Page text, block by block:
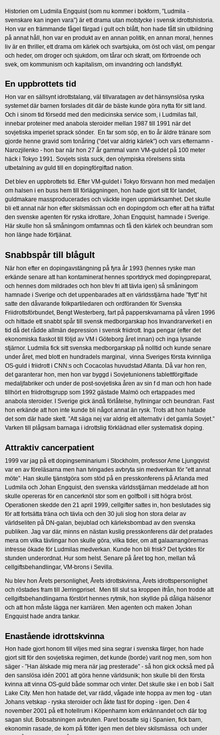
Historien om Ludmila Engquist (som nu kommer i bokform, ”Ludmila -
svenskare kan ingen vara”) är ett drama utan motstycke i svensk idrottshistoria.
Hon var en främmande fågel färgad i gult och blått, hon hade fått sin utbildning
på annat håll, hon var en produkt av en annan politik, en annan moral, hennes
liv är en thriller, ett drama om kärlek och svartsjuka, om öst och väst, om pengar
och heder, om droger och sjukdom, om tårar och skratt, om förtroende och
svek, om kommunism och kapitalism, om invandring och landsflykt.
En uppbrottets tid
Hon var en sällsynt idrottstalang, väl tillvaratagen av det hänsynslösa ryska
systemet där barnen forslades dit där de bäste kunde göra nytta för sitt land.
Och i sinom tid försedd med den medicinska service som, i Ludmilas fall,
innebar proteiner med anabola steroider mellan 1987 till 1991 när det
sovjetiska imperiet sprack sönder. En far som söp, en tio år äldre tränare som
gjorde henne gravid som tonåring (”det var aldrig kärlek”) och vars efternamn -
Narozjilenko - hon bar när hon 27 år gammal vann VM-guldet på 100 meter
häck i Tokyo 1991. Sovjets sista suck, den olympiska rörelsens sista
utbetalning av guld till en dopingförgiftad nation.
Det blev en uppbrottets tid. Efter VM-guldet i Tokyo försvann hon med medaljen
om halsen i en buss hem till förläggningen, hon hade gjort sitt för landet,
guldmakare massproducerades och väckte ingen uppmärksamhet. Det skulle
bli ett annat när hon efter skilsmässan och en dopingdom och efter att ha träffat
den svenske agenten för ryska idrottare, Johan Engquist, hamnade i Sverige.
Här skulle hon så småningom omfamnas och få den kärlek och beundran som
hon länge hade förtjänat.
Snabbspår till blågult
När hon efter en dopingavstängning på fyra år 1993 (hennes ryske man
erkände senare att han kontaminerat hennes sportdryck med dopingpreparat,
och hennes dom mildrades och hon blev fri att tävla igen) så småningom
hamnade i Sverige och det uppenbarades att en världsstjärna hade ”flytt” hit
satte den dåvarande folkpartiledaren och ordföranden för Svenska
Friidrottsförbundet, Bengt Westerberg, fart på papperskvarnarna på våren 1996
och hittade ett snabbt spår till svensk medborgarskap hos Invandrarverket i en
tid då det rådde allmän depression i svensk friidrott. Inga pengar (efter det
ekonomiska fiaskot till följd av VM i Göteborg året innan) och inga lysande
stjärnor. Ludmila fick sitt svenska medborgarskap på nolltid och kunde senare
under året, med blott en hundradels marginal, vinna Sveriges första kvinnliga
OS-guld i friidrott i CNN:s och Cocacolas huvudstad Atlanta. Då var hon ren,
det garanterar hon, men hon var byggd i Sovjetunionens tablettförgiftade
medaljfabriker och under de post-sovjetiska åren av sin f d man och hon hade
tillhört en friidrottsgrupp som 1992 gästade Malmö och ertappades med
anabola steroider. I Sverige gick ändå förlåtelse, hyllningar och beundran. Fast
hon erkände att hon inte kunde bli något annat än rysk. Trots att hon hatade
det som där hade skett. ”Att säga nej var aldrig ett alternativ i det gamla Sovjet.”
Varken till plågsam barnaga i idrottslig förklädnad eller systematisk doping.
Attraktiv cancerpatient
1999 var jag på ett dopingseminarium i Stockholm, professor Arne Ljungqvist
var en av föreläsarna men han tvingades avbryta sin medverkan för ”ett annat
möte”. Han skulle tjänstgöra som stöd på en presskonferens på Arlanda med
Ludmila och Johan Engquist, den svenska världsstjärnan meddelade att hon
skulle opereras för en cancerknöl stor som en golfboll i sitt högra bröst.
Operationen skedde den 21 april 1999, cellgifter sattes in, hon beslutades sig
för att fortsätta träna och tävla och den 30 juli slog hon stora delar av
världseliten på DN-galan, bejublad och kärleksbombad av den svenska
publiken. Jag var där, minns en nästan kuslig presskonferens där det pratades
mera om vilka tävlingar hon skulle göra, vilka tider, om att galaarrangörernas
intresse ökade för Ludmilas medverkan. Kunde hon bli frisk? Det tycktes för
stunden underordnat. Hur som helst. Senare på året tog hon, mellan två
cellgiftsbehandlingar, VM-brons i Sevilla.
Nu blev hon Årets personlighet, Årets idrottskvinna, Årets idrottspersonlighet
och röstades fram till Jerringpriset. Men till slut sa kroppen ifrån, hon trodde att
cellgiftsbehandlingarna förstört hennes rytmik, hon skyllde på dåliga hälsenor
och att hon måste lägga ner karriären. Men agenten och maken Johan
Engquist hade andra tankar.
Enastående idrottskvinna
Hon hade gjort honom till viljes med sina segrar i svenska färger, hon hade
gjort sitt för den sovjetiska regimen, det kunde (borde) varit nog men, som hon
säger - ”Han älskade mig mera när jag presterade” - så hon gick också med på
den sanslösa idén 2001 att göra henne världsunik; hon skulle bli den första
kvinna att vinna OS-guld både sommar och vinter. Det skulle ske i en bob i Salt
Lake City. Men hon hatade det, var rädd, vågade inte hoppa av men tog - utan
Johans vetskap - ryska steroider och åkte fast för doping - igen. Den 4
november 2001 på ett hotellrum i Köpenhamn kom erkännandet och där tog
sagan slut. Bobsatsningen avbruten. Paret bosatte sig i Spanien, fick barn,
ekonomin rasade, de kom på fötter igen men det blev skilsmässa och under